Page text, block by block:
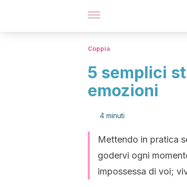
Coppia
5 semplici
emozioni
4 minuti
Mettendo in pratica
godervi ogni
impossessa di voi;